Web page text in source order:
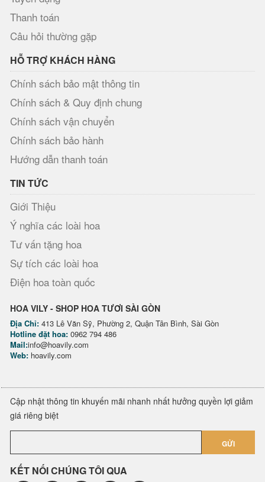
Thanh toán
Câu hỏi thường gặp
HỖ TRỢ KHÁCH HÀNG
Chính sách bảo mật thông tin
Chính sách & Quy định chung
Chính sách vận chuyển
Chính sách bảo hành
Hướng dẫn thanh toán
TIN TỨC
Giới Thiệu
Ý nghĩa các loài hoa
Tư vấn tặng hoa
Sự tích các loài hoa
Điện hoa toàn quốc
HOA VILY - SHOP HOA TƯƠI SÀI GÒN
Địa Chỉ: 413 Lê Văn Sỹ, Phường 2, Quận Tân Bình, Sài Gòn
Hotline đặt hoa: 0962 794 486
Mail:info@hoavily.com
Web: hoavily.com
Cập nhật thông tin khuyến mãi nhanh nhất hưởng quyền lợi giảm
giá riêng biệt
GỬI
KẾT NỐI CHÚNG TÔI QUA